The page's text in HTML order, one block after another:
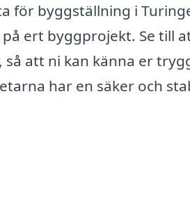
för byggställning i
ert byggprojekt. Se till
att ni kan känna er
har en säker och